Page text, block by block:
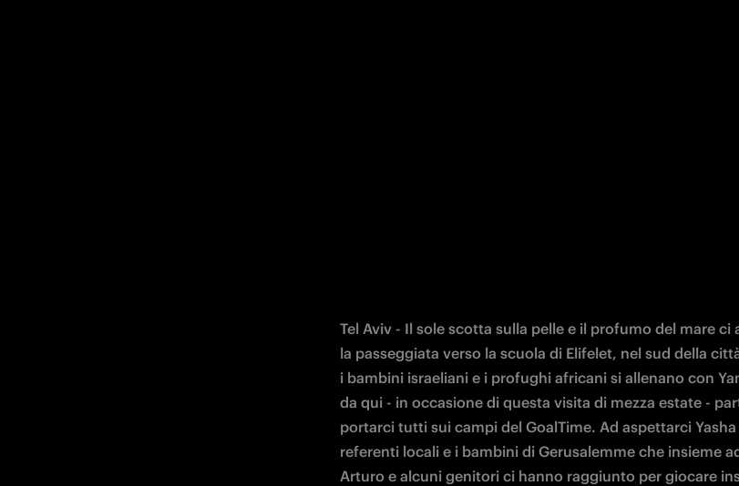
Tel Aviv - Il sole scotta sulla pelle e il profumo del mare
la passeggiata verso la scuola di Elifelet, nel sud della
i bambini israeliani e i profughi africani si allenano con
da qui - in occasione di questa visita di mezza estate -
portarci tutti sui campi del GoalTime. Ad aspettarci
referenti locali e i bambini di Gerusalemme che insieme
Arturo e alcuni genitori ci hanno raggiunto per giocare